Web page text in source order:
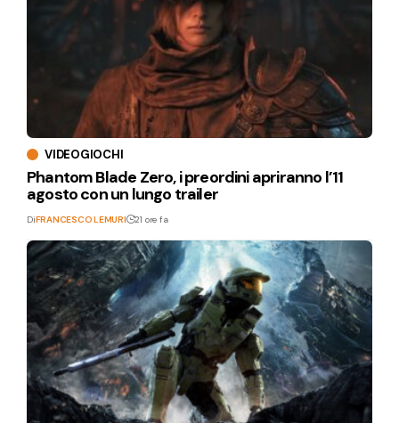
VIDEOGIOCHI
Phantom Blade Zero, i preordini apriranno l’11
agosto con un lungo trailer
DiFRANCESCO LEMURI 21 ore fa